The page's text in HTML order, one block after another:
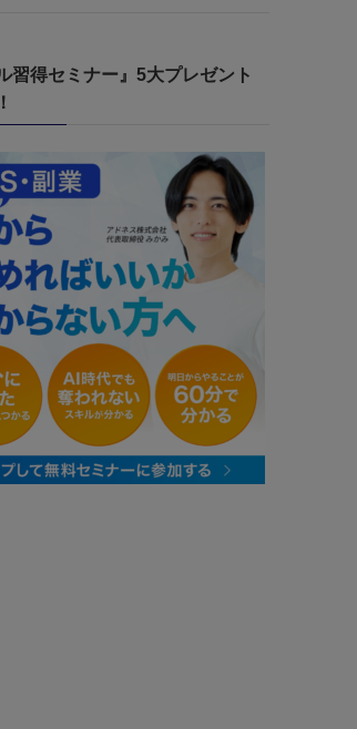
習得セミナー』5大プレゼント